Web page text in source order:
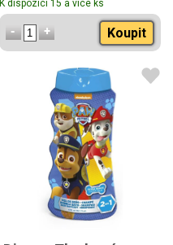
K dispozici 15 a více ks
Koupit